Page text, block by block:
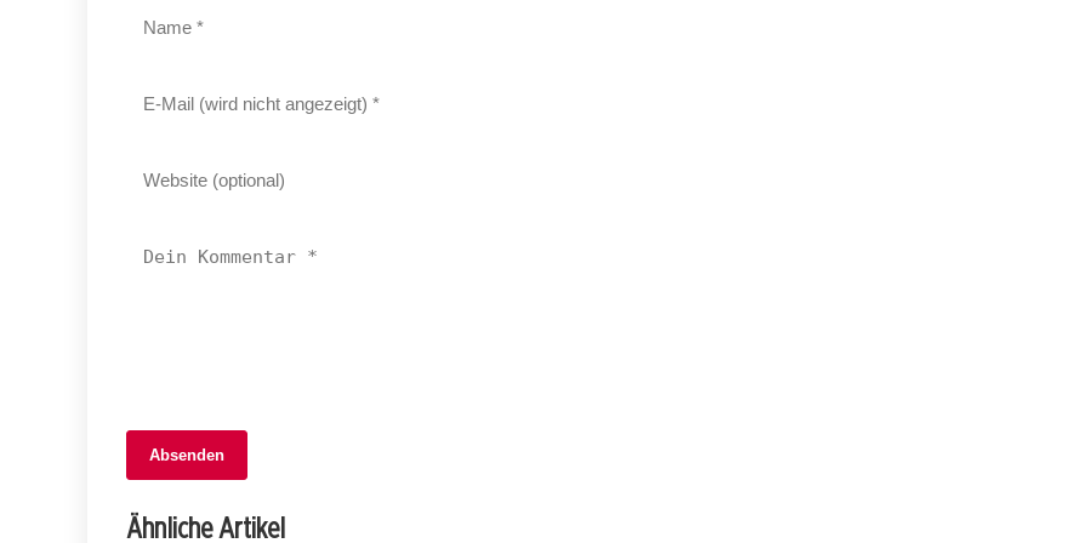
Absenden
Ähnliche Artikel
02. Januar 2026
Autounfall in Erschwil: 74-Jährige mit